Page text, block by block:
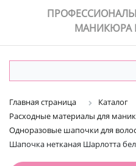
МАНИКЮРА
Главная страница
Каталог
Расходные материалы для
Одноразовые шапочки для
Шапочка нетканая Шарлотта